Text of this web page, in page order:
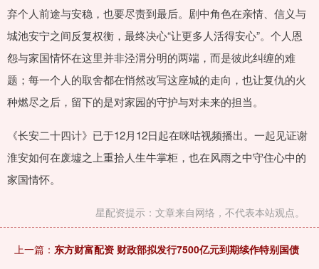
弃个人前途与安稳，也要尽责到最后。剧中角色在亲情、信义与
城池安宁之间反复权衡，最终决心“让更多人活得安心”。个人恩
怨与家国情怀在这里并非泾渭分明的两端，而是彼此纠缠的难
题；每一个人的取舍都在悄然改写这座城的走向，也让复仇的火
种燃尽之后，留下的是对家园的守护与对未来的担当。
《长安二十四计》已于12月12日起在咪咕视频播出。一起见证谢
淮安如何在废墟之上重拾人生牛掌柜，也在风雨之中守住心中的
家国情怀。
星配资提示：文章来自网络，不代表本站观点。
上一篇： 东方财富配资 财政部拟发行7500亿元到期续作特别国债